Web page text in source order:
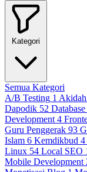
Kategori
Semua Kategori
A/B Testing 1 Akidah
Dapodik 52
Development 4
Guru Penggerak 93
Islam 6 Kemdikbud 4
Linux 54 Local SEO
Mobile Development